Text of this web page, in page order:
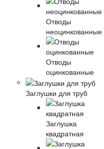
Отводы
неоцинкованные
Отводы
оцинкованные
Заглушки для труб
Заглушка
квадратная